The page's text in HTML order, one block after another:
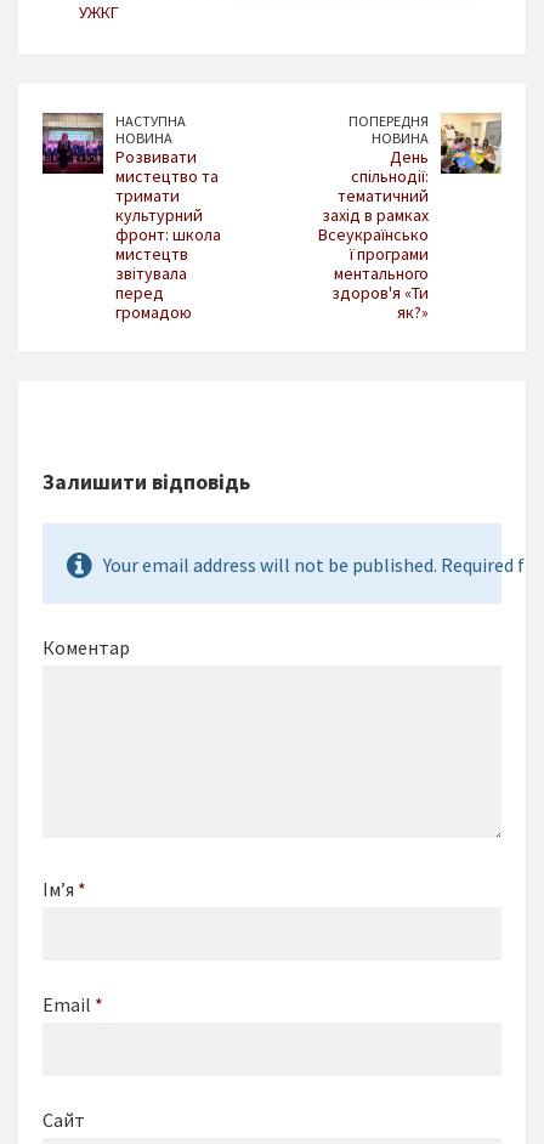
УЖКГ
НАСТУПНА
НОВИНА
Розвивати
мистецтво та
тримати
культурний
фронт: школа
мистецтв
звітувала
перед
громадою
ПОПЕРЕДНЯ
НОВИНА
День
спільнодії:
тематичний
захід в рамках
Всеукраїнсько
ї програми
ментального
здоров'я «Ти
як?»
Залишити відповідь
Your email address will not be published. Required
Коментар
Ім’я *
Email *
Сайт